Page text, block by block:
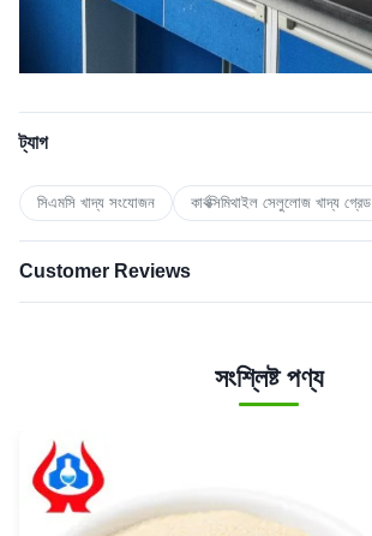
ট্যাগ
সিএমসি খাদ্য সংযোজন কার্বক্সিমিথাইল সেলুলোজ খাদ্য গ্রেড
Customer Reviews
৪ তারকা
3 তারা
২ তারকা
১ তারকা
সংশ্লিষ্ট পণ্য